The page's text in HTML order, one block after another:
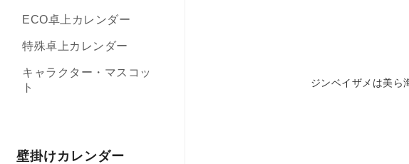
ジンベイザメは美ら海
ECO卓上カレンダー
特殊卓上カレンダー
キャラクター・マスコッ
ト
壁掛けカレンダー